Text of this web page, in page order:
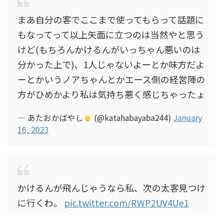
まあ自分の客でここまで使ってもらって話題に
もなってって以上矢面に立つのは当然やと思う
けど(もちろんかけるんがいっちゃん悪いのは
分かった上で)、1人じゃないよーとか味方だよ
ーとかいうノアちゃんとかエース側の経営陣の
方がひめかより私は気持ち悪く感じちゃったょ
— あたおかばやし (@katahabayaba244) January
16, 2023
かけるんが飛んじゃうなら私、次の太客見つけ
に行くわ。 pic.twitter.com/RWP2UV4Ue1